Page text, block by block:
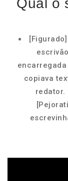
Qual o
copiava
redator.